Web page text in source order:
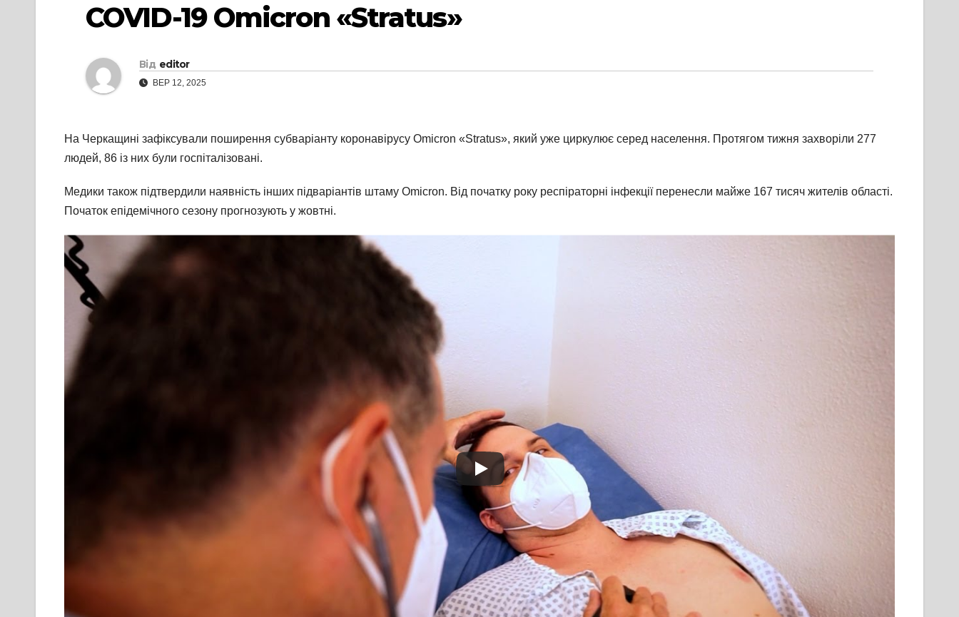
COVID-19 Omicron «Stratus»
Від editor
ВЕР 12, 2025
На Черкащині зафіксували поширення субваріанту коронавірусу Omicron «Stratus», який уже циркулює серед населення. Протягом тижня захворіли 277
людей, 86 із них були госпіталізовані.
Медики також підтвердили наявність інших підваріантів штаму Omicron. Від початку року респіраторні інфекції перенесли майже 167 тисяч жителів області.
Початок епідемічного сезону прогнозують у жовтні.